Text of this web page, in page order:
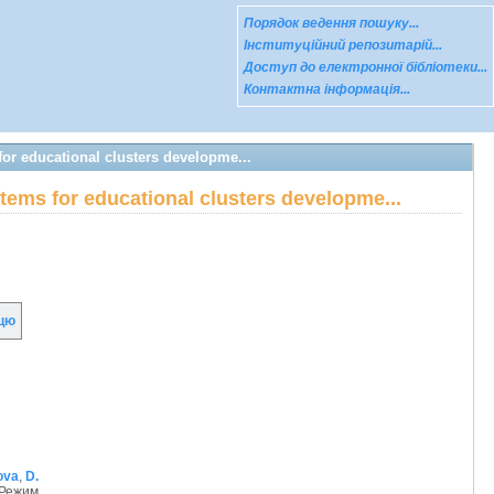
Порядок ведення пошуку...
Інституційний репозитарій...
Доступ до електронної бібліотеки...
Контактна інформація...
educational clusters developme...
for educational clusters developme...
, D.